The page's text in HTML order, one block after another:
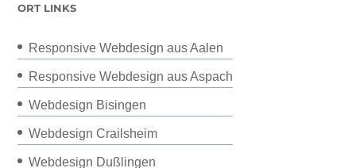
ORT LINKS
Responsive Webdesign aus Aalen
Responsive Webdesign aus Aspach
Webdesign Bisingen
Webdesign Crailsheim
Webdesign Dußlingen